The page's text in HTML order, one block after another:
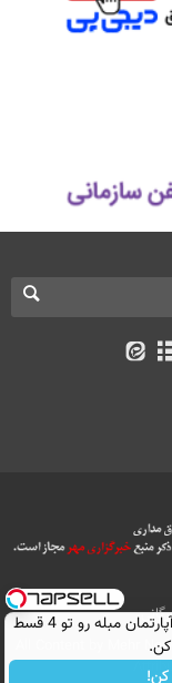
All Content by Mehr
اجاره‌ قسطی ویلا! از کلبه تا آپارتمان مبله رو تو 4 قسط
کن.